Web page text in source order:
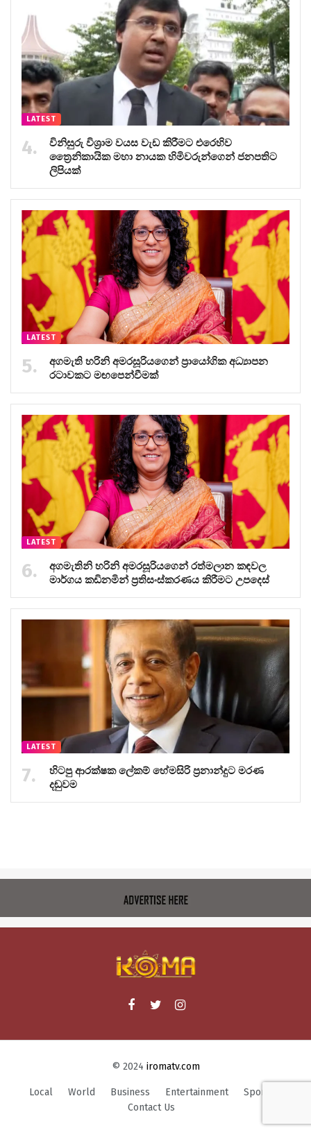
LATEST
විනිසුරු විශ්‍රාම වයස වැඩ කිරීමට එරෙහිව
ත්‍රෛනිකායික මහා නායක හිමිවරුන්ගෙන් ජනපතිට
ලිපියක්
LATEST
අගමැති හරිනි අමරසූරියගෙන් ප්‍රායෝගික අධ්‍යාපන
රටාවකට මඟපෙන්වීමක්
LATEST
අගමැතිනි හරිනි අමරසූරියගෙන් රත්මලාන කඳවල
මාර්ගය කඩිනමින් ප්‍රතිසංස්කරණය කිරීමට උපදෙස්
LATEST
හිටපු ආරක්ෂක ලේකම් හේමසිරි ප්‍රනාන්දුට මරණ
දඬුවම
© 2024 iromatv.com
Local World Business Entertainment
Sports
Contact Us